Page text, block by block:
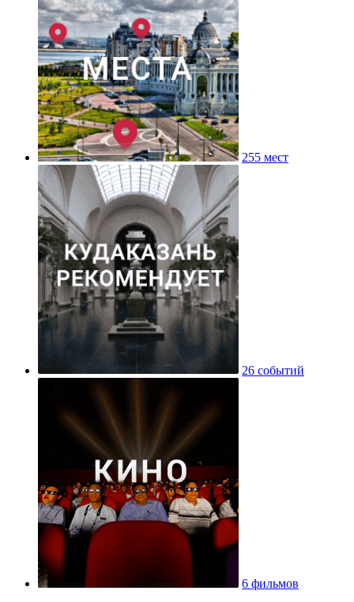
255 мест
26 событий
6 фильмов